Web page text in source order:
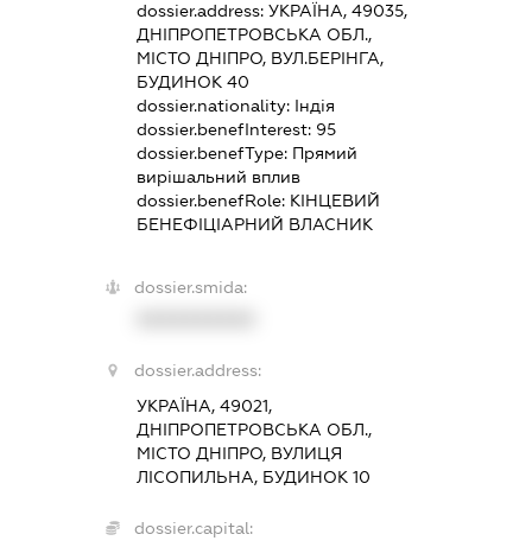
dossier.address: УКРАЇНА, 49035,
ДНІПРОПЕТРОВСЬКА ОБЛ.,
МІСТО ДНІПРО, ВУЛ.БЕРІНГА,
БУДИНОК 40
dossier.nationality: Індія
dossier.benefInterest: 95
dossier.benefType: Прямий
вирішальний вплив
dossier.benefRole: КІНЦЕВИЙ
БЕНЕФІЦІАРНИЙ ВЛАСНИК
dossier.smida:
dossier.address:
УКРАЇНА, 49021,
ДНІПРОПЕТРОВСЬКА ОБЛ.,
МІСТО ДНІПРО, ВУЛИЦЯ
ЛІСОПИЛЬНА, БУДИНОК 10
dossier.capital: